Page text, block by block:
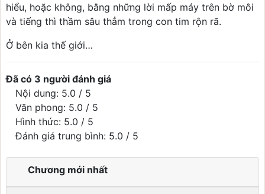
hiểu, hoặc không, bằng những lời mấp máy trên bờ môi
và tiếng thì thầm sâu thẳm trong con tim rộn rã.
Ở bên kia thế giới…
Đã có 3 người đánh giá
Nội dung: 5.0 / 5
Văn phong: 5.0 / 5
Hình thức: 5.0 / 5
Đánh giá trung bình: 5.0 / 5
Chương mới nhất